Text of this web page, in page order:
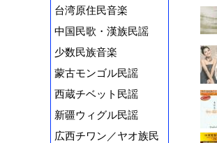
台湾原住民音楽
中国民歌・漢族民謡
少数民族音楽
蒙古モンゴル民謡
西蔵チベット民謡
新疆ウィグル民謡
広西チワン／ヤオ族民